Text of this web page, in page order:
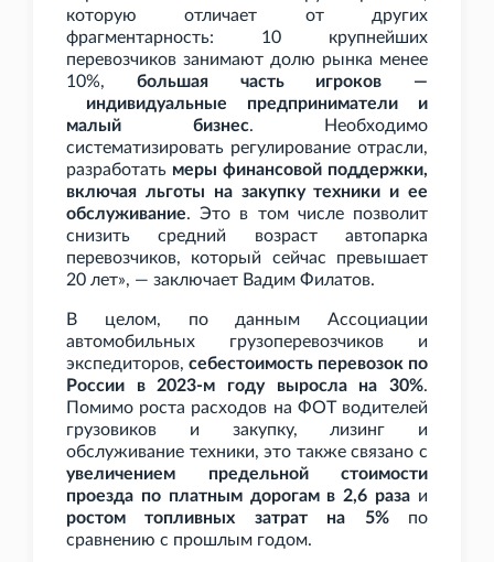
которую отличает от других
фрагментарность: 10 крупнейших
перевозчиков занимают долю рынка менее
10%, большая часть игроков —
индивидуальные предприниматели и
малый бизнес. Необходимо
систематизировать регулирование отрасли,
разработать меры финансовой поддержки,
включая льготы на закупку техники и ее
обслуживание. Это в том числе позволит
снизить средний возраст автопарка
перевозчиков, который сейчас превышает
20 лет», — заключает Вадим Филатов.
В целом, по данным Ассоциации
автомобильных грузоперевозчиков и
экспедиторов, себестоимость перевозок по
России в 2023-м году выросла на 30%.
Помимо роста расходов на ФОТ водителей
грузовиков и закупку, лизинг и
обслуживание техники, это также связано с
увеличением предельной стоимости
проезда по платным дорогам в 2,6 раза и
ростом топливных затрат на 5%по
сравнению с прошлым годом.